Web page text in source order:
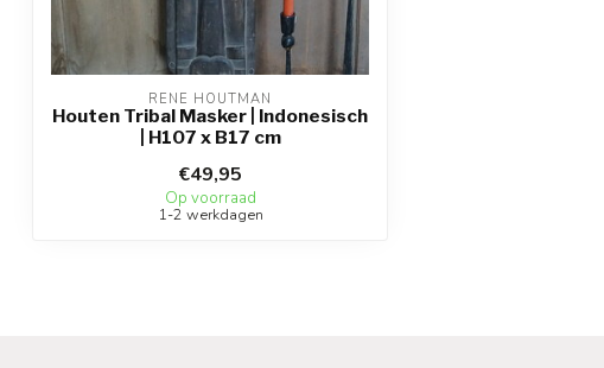
RENE HOUTMAN
Houten Tribal Masker | Indonesisch
| H107 x B17 cm
€49,95
Op voorraad
1-2 werkdagen